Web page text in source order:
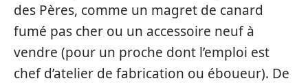
des Pères, comme un magret de canard
fumé pas cher ou un accessoire neuf à
vendre (pour un proche dont l’emploi est
chef d’atelier de fabrication ou éboueur). De